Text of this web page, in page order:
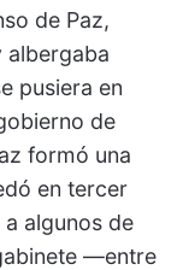
de Paz,
albergaba
pusiera en
de
formó una
en tercer
algunos de
—entre